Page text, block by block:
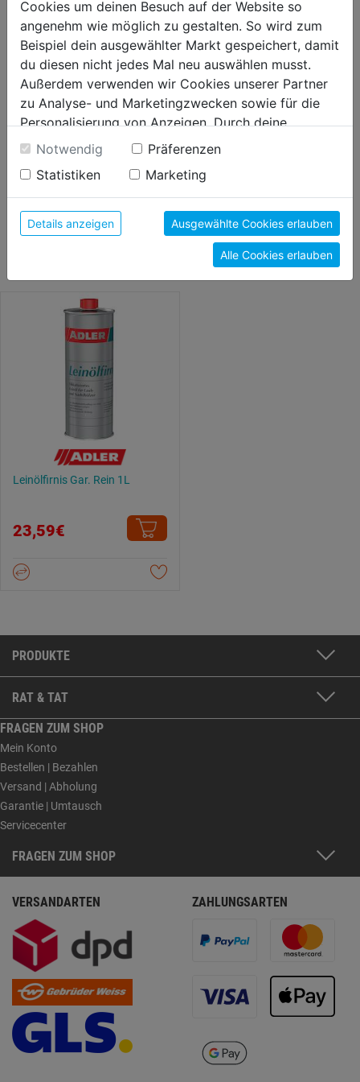
schnelltrocknend
Bewertung
WEITERE PRODUKTE AUS DIESER
Leinölfirnis Gar. Rein 1L
23,59€
PRODUKTE
RAT & TAT
FRAGEN ZUM SHOP
Mein Konto
Bestellen | Bezahlen
Versand | Abholung
Garantie | Umtausch
Servicecenter
FRAGEN ZUM SHOP
VERSANDARTEN ZAHLUNGSARTEN
Cookies um deinen Besuch auf der Website so
angenehm wie möglich zu gestalten. So wird zum
Beispiel dein ausgewählter Markt gespeichert, damit
du diesen nicht jedes Mal neu auswählen musst.
Außerdem verwenden wir Cookies unserer Partner
zu Analyse- und Marketingzwecken sowie für die
Personalisierung von Anzeigen. Durch deine
Einwilligung werden die Daten von Drittanbieter,
unter anderem auch in den USA, verarbeitet.
Durch Klick auf "Alle Cookies erlauben" stimmst du
der Verwendung aller Cookies zu. Unter "Details
anzeigen" findest du alle Infos zu den
unterschiedlichen Cookies, unter "Cookies
Konfigurieren" kannst du auswählen, welche Cookies
du zulassen möchtest und welche nicht.
Weitere Informationen findest du in unserer
Datenschutzerklärung
Notwendig
Präferenzen
Statistiken
Marketing
Details anzeigen Ausgewählte Cookies erlauben
Alle Cookies erlauben